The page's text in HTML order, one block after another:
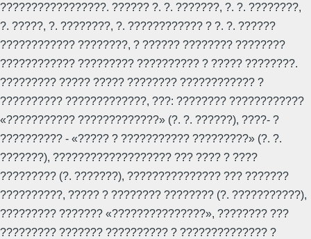
?????????????????. ?????? ?. ?. ???????, ?. ?. ????????,
?. ?????, ?. ????????, ?. ???????????? ? ?. ?. ??????
???????????? ????????, ? ?????? ???????? ????????
???????????? ????????? ?????????? ? ????? ????????.
????????? ????? ????? ???????? ???????????? ?
?????????? ?????????????, ???: ???????? ????????????
«??????????? ?????????????» (?. ?. ??????), ????- ?
?????????? - «????? ? ??????????? ?????????» (?. ?.
???????), ??????????????????? ??? ???? ? ????
????????? (?. ???????), ??????????????? ??? ???????
??????????, ????? ? ???????? ???????? (?. ???????????),
????????? ??????? «???????????????», ???????? ???
????????? ??????? ?????????? ? ?????????????? ?